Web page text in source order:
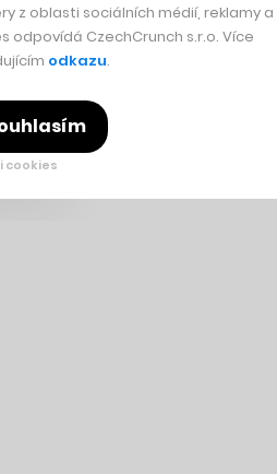
z oblasti sociálních médií, reklamy a
odpovídá CzechCrunch s.r.o. Více
odkazu.
cookies